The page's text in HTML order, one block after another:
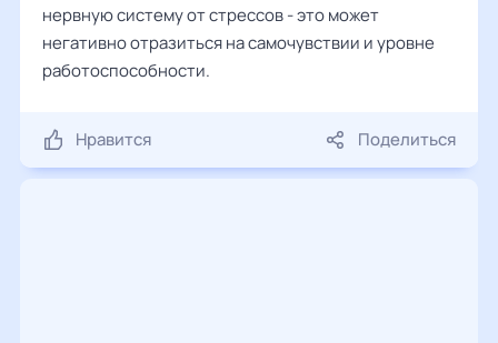
нервную систему от стрессов - это может
негативно отразиться на самочувствии и уровне
работоспособности.
Нравится Поделиться